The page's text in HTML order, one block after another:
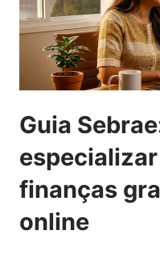
Guia
finanças
online